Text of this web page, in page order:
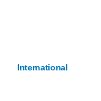
International